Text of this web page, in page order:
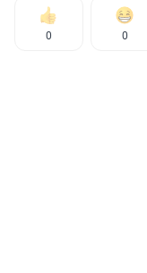
0 0